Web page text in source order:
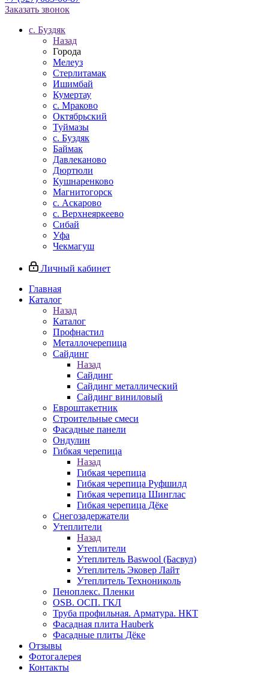
Заказать звонок
c. Буздяк
Назад
Города
Мелеуз
Стерлитамак
Ишимбай
Кумертау
c. Мраково
Октябрьский
Туймазы
c. Буздяк
Баймак
Давлеканово
Дюртюли
Кушнаренково
Магнитогорск
с. Аскарово
с. Верхнеяркеево
Сибай
Уфа
Чекмагуш
Личный кабинет
Главная
Каталог
Назад
Каталог
Профнастил
Металлочерепица
Сайдинг
Назад
Сайдинг
Сайдинг металлический
Сайдинг виниловый
Евроштакетник
Строительные смеси
Фасадные панели
Ондулин
Гибкая черепица
Назад
Гибкая черепица
Гибкая черепица Руфшилд
Гибкая черепица Шинглас
Гибкая черепица Дёке
Снегозадержатели
Утеплители
Назад
Утеплители
Утеплитель Baswool (Басвул)
Утеплитель Эковер Лайт
Утеплитель Технониколь
Пеноплекс. Пленки
OSB. ОСП. ГКЛ
Труба профильная. Арматура. НКТ
Фасадная плита Hauberk
Фасадные плиты Дёке
Отзывы
Фотогалерея
Контакты